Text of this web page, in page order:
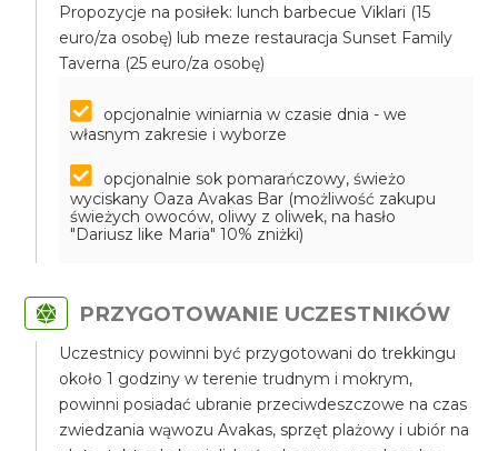
Propozycje na posiłek: lunch barbecue Viklari (15
euro/za osobę) lub meze restauracja Sunset Family
Taverna (25 euro/za osobę)
opcjonalnie winiarnia w czasie dnia - we
własnym zakresie i wyborze
opcjonalnie sok pomarańczowy, świeżo
wyciskany Oaza Avakas Bar (możliwość zakupu
świeżych owoców, oliwy z oliwek, na hasło
"Dariusz like Maria" 10% zniżki)
PRZYGOTOWANIE UCZESTNIKÓW
Uczestnicy powinni być przygotowani do trekkingu
około 1 godziny w terenie trudnym i mokrym,
powinni posiadać ubranie przeciwdeszczowe na czas
zwiedzania wąwozu Avakas, sprzęt plażowy i ubiór na